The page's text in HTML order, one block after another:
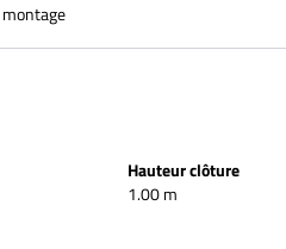
Hauteur clôture
1.00 m